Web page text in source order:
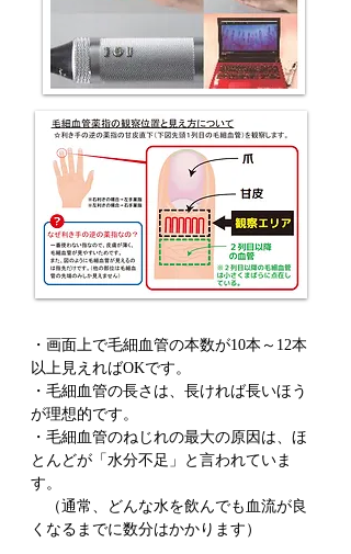
・画面上で毛細血管の本数が10本～12本
以上見えればOKです。
・毛細血管の長さは、長ければ長いほう
が理想的です。
・毛細血管のねじれの最大の原因は、ほ
とんどが「水分不足」と言われていま
す。
（通常、どんな水を飲んでも血流が良
くなるまでに数分はかかります）